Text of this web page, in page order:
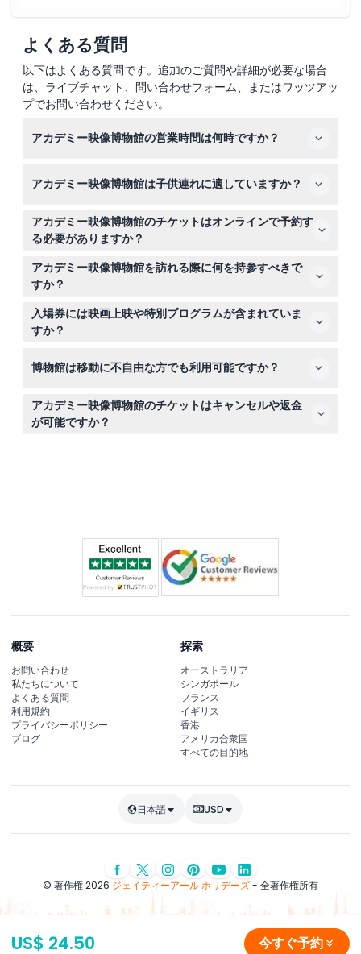
US$ 24.50 今すぐ予約
よくある質問
以下はよくある質問です。追加のご質問や詳細が必要な場合
は、ライブチャット、問い合わせフォーム、またはワッツアッ
プでお問い合わせください。
アカデミー映像博物館の営業時間は何時ですか？
業しており、火曜日は休館日です（変更される場合があり
ョップとレストランは少し異なる営業時間です。
アカデミー映像博物館は子供連れに適していますか？
はい、特別な基金により0歳から17歳までのお子様は無料
で入館できますが、18歳以上のお子様は大人料金が適用さ
れます。
アカデミー映像博物館のチケットはオンラインで予約す
る必要がありますか？
はい、チケットはこのウェブサイトでオンライン予約とな
っており、購入前に空き状況を確認し、日時を選択できま
す。
アカデミー映像博物館を訪れる際に何を持参すべきで
すか？
有効なチケットの印刷またはスマートフォンの画面、シニ
ア割引対象の場合は政府発行の身分証明書をお持ちくださ
い。博物館は4階建ての展示があるため、快適な靴をおす
すめします。
入場券には映画上映や特別プログラムが含まれていま
すか？
しますが、映画上映、特別プログラム、ザ・オスカー・エ
博物館は移動に不自由な方でも利用可能ですか？
はい、アカデミー映像博物館は車椅子対応で、すべての来
館者が展示を楽しめるよう配慮されています。
アカデミー映像博物館のチケットはキャンセルや返金
が可能ですか？
概要
お問い合わせ
私たちについて
よくある質問
利用規約
プライバシーポリシー
ブログ
探索
オーストラリア
シンガポール
フランス
イギリス
香港
アメリカ合衆国
すべての目的地
日本語 USD
© 著作権 2026 ジェイティーアール ホリデーズ- 全著作権所有